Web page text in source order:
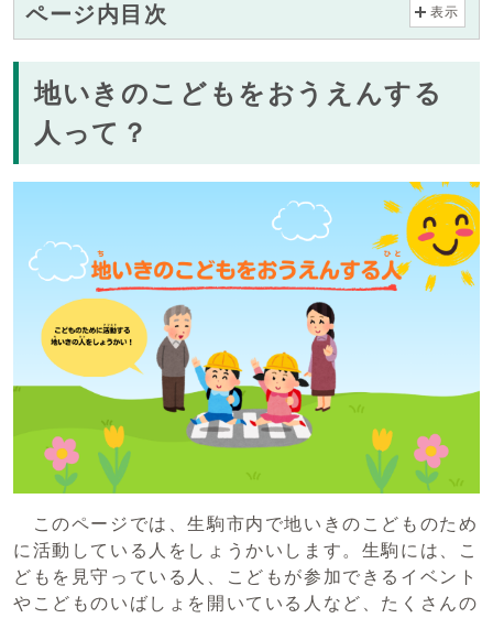
ページ内目次 表示
地いきのこどもをおうえんする
人って？
このページでは、生駒市内で地いきのこどものため
に活動している人をしょうかいします。生駒には、こ
どもを見守っている人、こどもが参加できるイベント
やこどものいばしょを開いている人など、たくさんの